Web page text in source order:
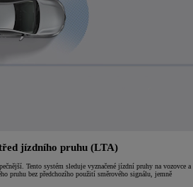
jízdního pruhu (LTA)
Tento systém sleduje vyznačené jízdní pruhy na vozovce a
pruhu bez předchozího použití směrového signálu, jemně